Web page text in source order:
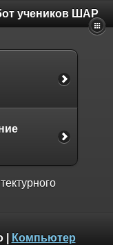
учеников ШАР
| Компьютер